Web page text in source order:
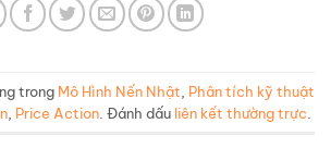
trong Mô Hình Nến Nhật Phân tích kỹ thuật
, Price Action. Đánh dấu liên kết thường trực